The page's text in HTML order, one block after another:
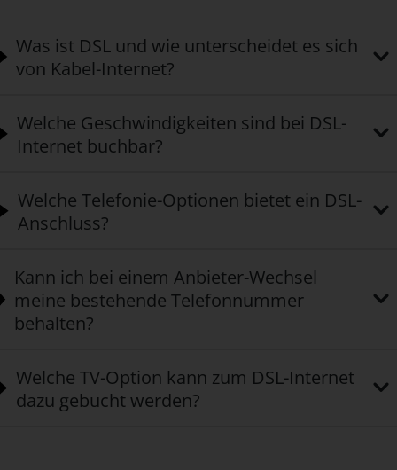
Was ist DSL und wie unterscheidet es sich
von Kabel-Internet?
Welche Geschwindigkeiten sind bei DSL-
Internet buchbar?
Welche Telefonie-Optionen bietet ein DSL-
Anschluss?
Kann ich bei einem Anbieter-Wechsel
meine bestehende Telefonnummer
behalten?
Welche TV-Option kann zum DSL-Internet
dazu gebucht werden?